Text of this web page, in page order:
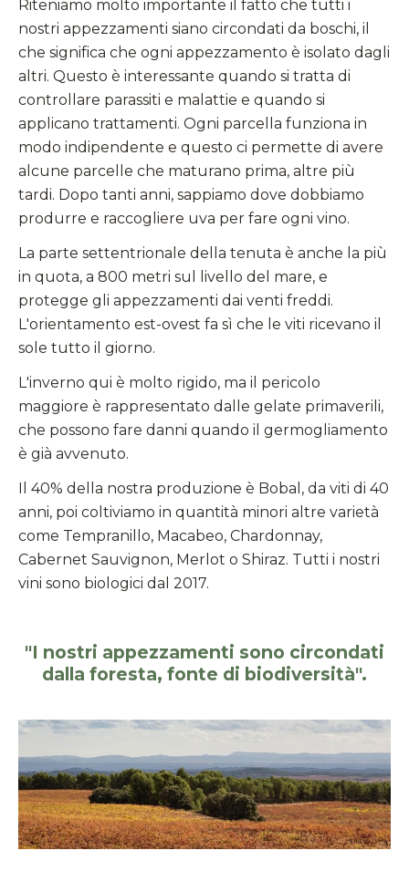
Riteniamo molto importante il fatto che tutti i
nostri appezzamenti siano circondati da boschi, il
che significa che ogni appezzamento è isolato dagli
altri. Questo è interessante quando si tratta di
controllare parassiti e malattie e quando si
applicano trattamenti. Ogni parcella funziona in
modo indipendente e questo ci permette di avere
alcune parcelle che maturano prima, altre più
tardi. Dopo tanti anni, sappiamo dove dobbiamo
produrre e raccogliere uva per fare ogni vino.
La parte settentrionale della tenuta è anche la più
in quota, a 800 metri sul livello del mare, e
protegge gli appezzamenti dai venti freddi.
L'orientamento est-ovest fa sì che le viti ricevano il
sole tutto il giorno.
L'inverno qui è molto rigido, ma il pericolo
maggiore è rappresentato dalle gelate primaverili,
che possono fare danni quando il germogliamento
è già avvenuto.
Il 40% della nostra produzione è Bobal, da viti di 40
anni, poi coltiviamo in quantità minori altre varietà
come Tempranillo, Macabeo, Chardonnay,
Cabernet Sauvignon, Merlot o Shiraz. Tutti i nostri
vini sono biologici dal 2017.
"I nostri appezzamenti sono circondati
dalla foresta, fonte di biodiversità".